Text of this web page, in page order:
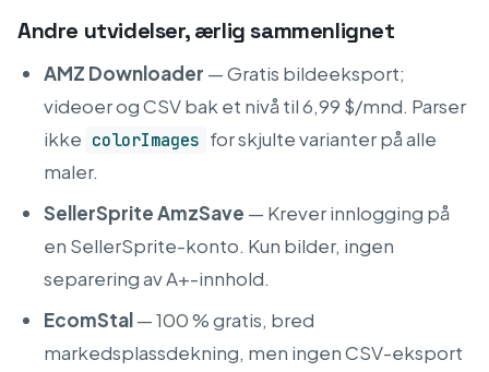
Andre utvidelser, ærlig sammenlignet
AMZ Downloader — Gratis bildeeksport;
videoer og CSV bak et nivå til 6,99 $/mnd. Parser
ikke colorImages for skjulte varianter på alle
maler.
SellerSprite AmzSave — Krever innlogging på
en SellerSprite-konto. Kun bilder, ingen
separering av A+-innhold.
EcomStal— 100 % gratis, bred
markedsplassdekning, men ingen CSV-eksport